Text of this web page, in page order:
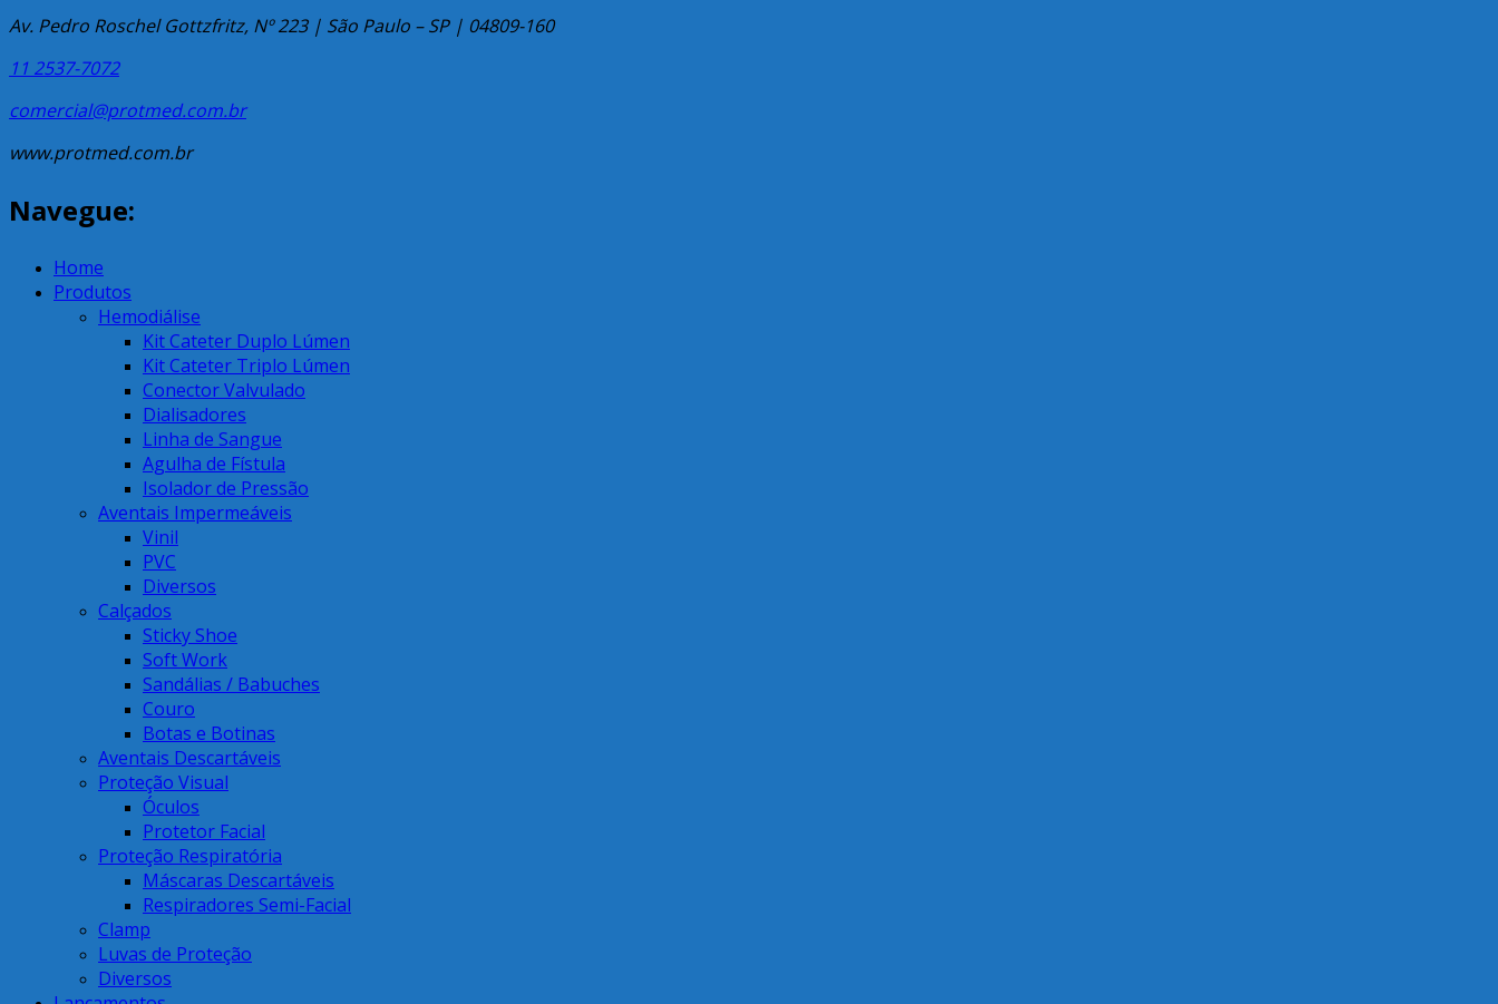
Av. Pedro Roschel Gottzfritz, Nº 223 | São Paulo – SP | 04809-160
11 2537-7072
comercial@protmed.com.br
www.protmed.com.br
Navegue:
Home
Produtos
Hemodiálise
Kit Cateter Duplo Lúmen
Kit Cateter Triplo Lúmen
Conector Valvulado
Dialisadores
Linha de Sangue
Agulha de Fístula
Isolador de Pressão
Aventais Impermeáveis
Vinil
PVC
Diversos
Calçados
Sticky Shoe
Soft Work
Sandálias / Babuches
Couro
Botas e Botinas
Aventais Descartáveis
Proteção Visual
Óculos
Protetor Facial
Proteção Respiratória
Máscaras Descartáveis
Respiradores Semi-Facial
Clamp
Luvas de Proteção
Diversos